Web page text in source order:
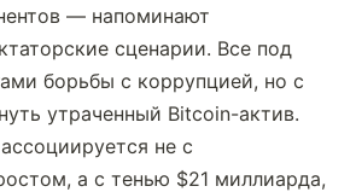
— напоминают
сценарии. Все под
борьбы с коррупцией, но с
утраченный Bitcoin-актив.
не с
а с тенью $21 миллиарда,